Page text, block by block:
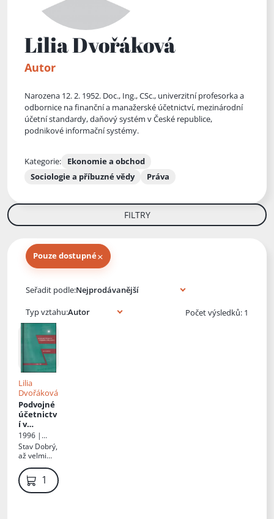
Lilia Dvořáková
Autor
Narozena 12. 2. 1952. Doc., Ing., CSc., univerzitní profesorka a
odbornice na finanční a manažerské účetnictví, mezinárodní
účetní standardy, daňový systém v České republice,
podnikové informační systémy.
Kategorie:
Ekonomie a obchod
Sociologie a příbuzné vědy
Práva
FILTRY
Pouze dostupné×
Seřadit podle:
Typ vztahu:
Počet výsledků: 1
Lilia
Dvořáková
Podvojné
účetnictv
í v
řešených
příkladec
h
učebnice
1996 |
Bilance
Stav Dobrý,
až velmi
159 Kč